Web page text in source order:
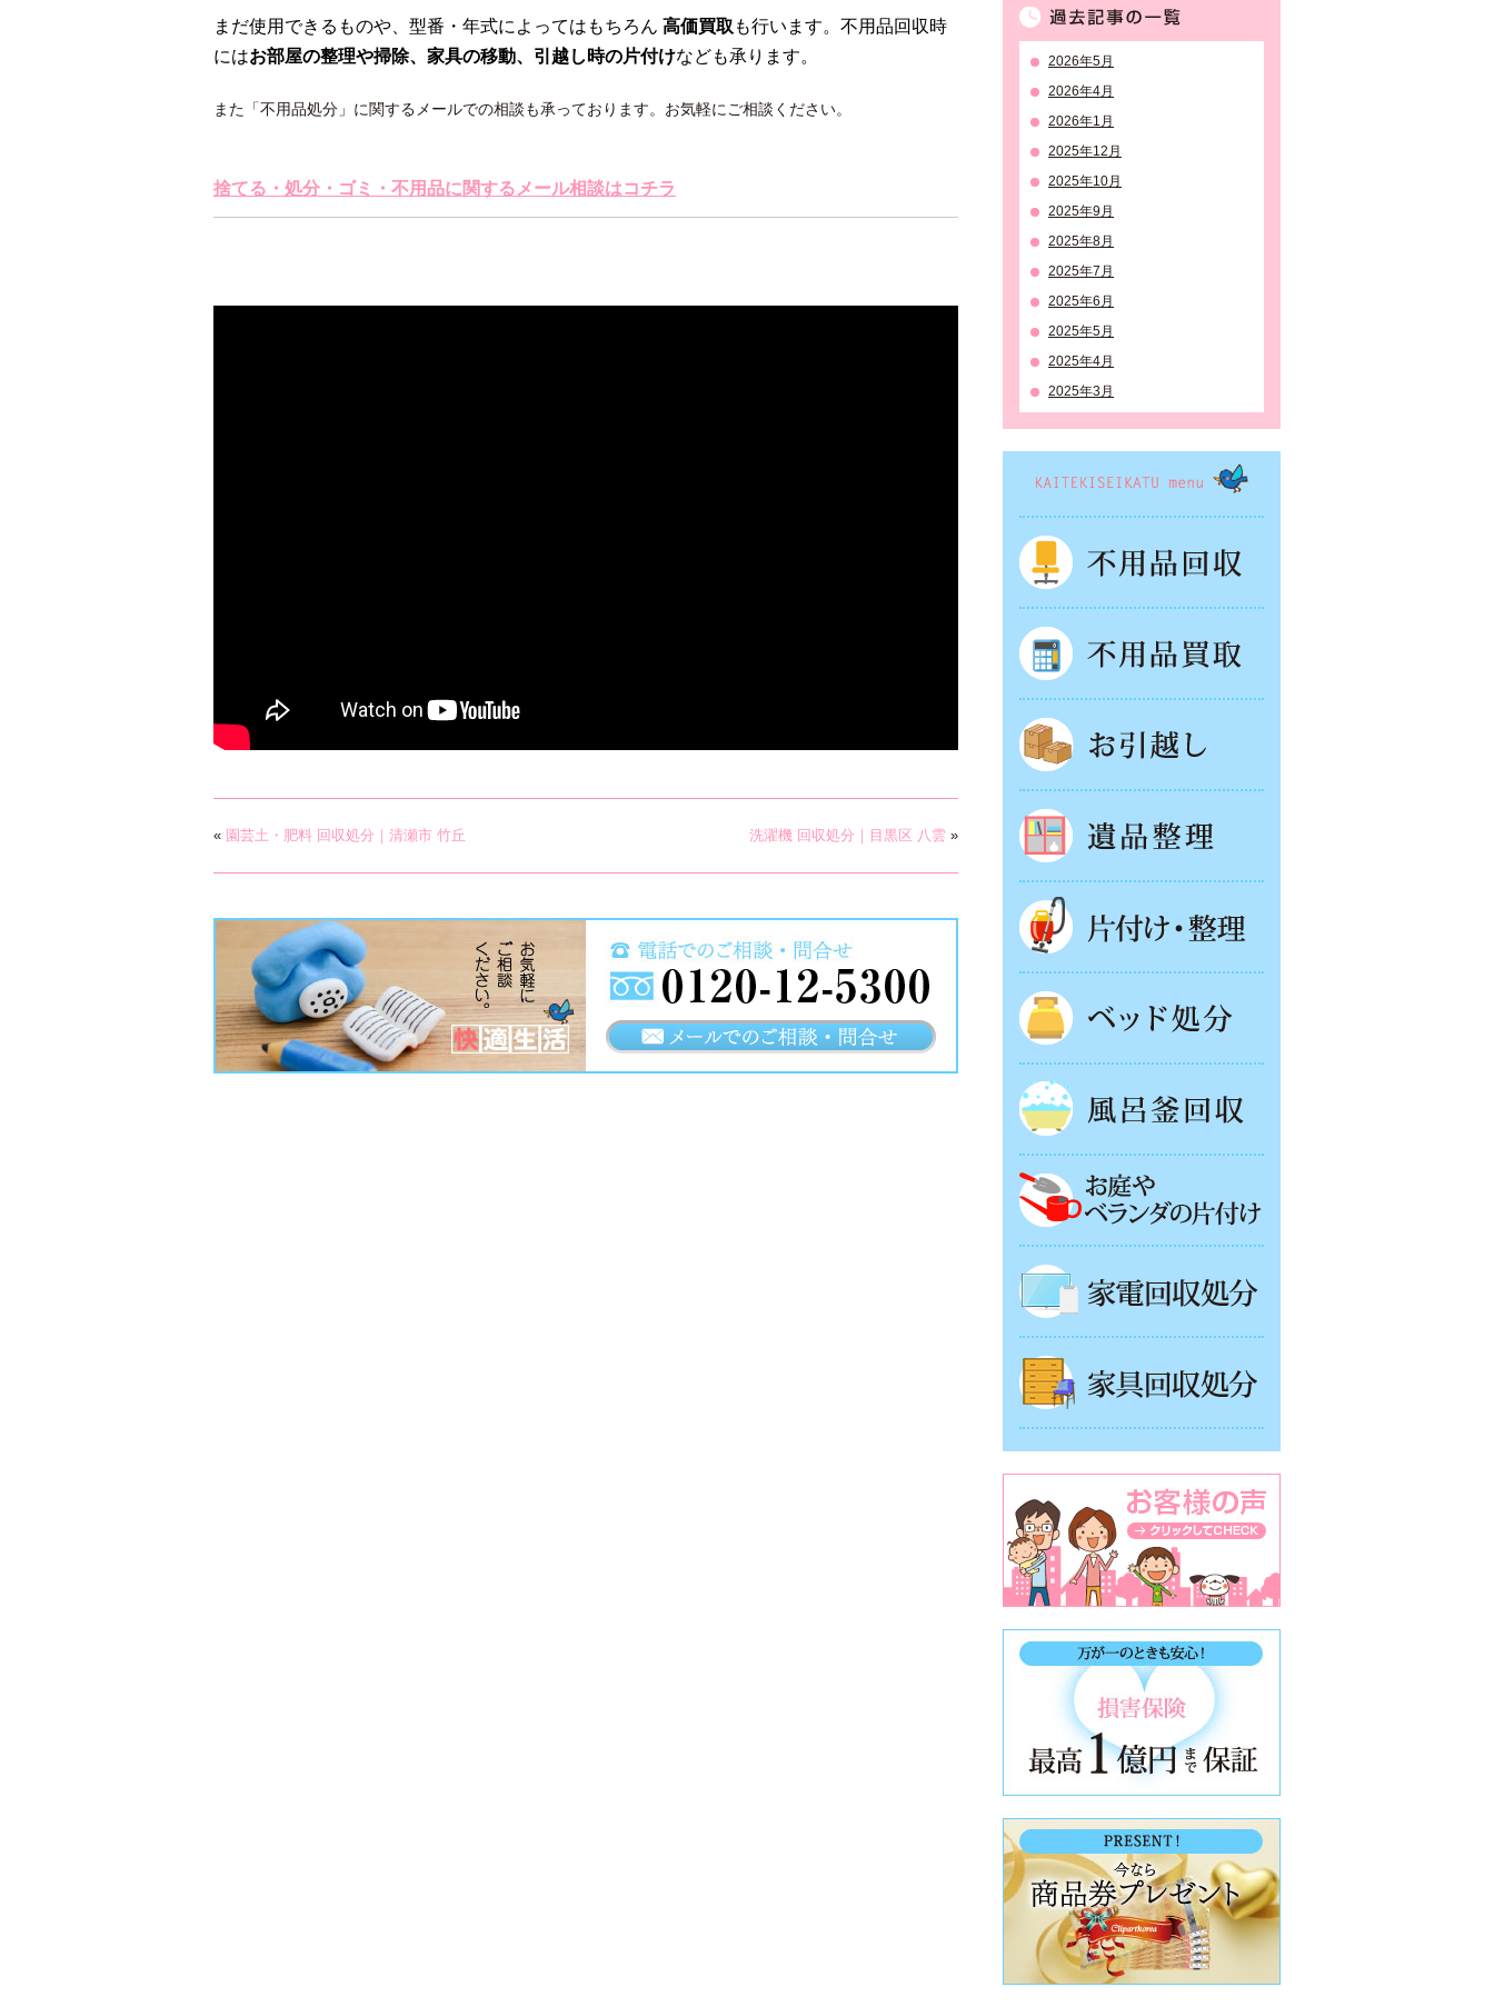
まだ使用できるものや、型番・年式によってはもちろん 高価買取 も行います。不用品回収時
にはお部屋の整理や掃除、家具の移動、引越し時の片付けなども承ります。
また「不用品処分」に関するメールでの相談も承っております。お気軽にご相談ください。
捨てる・処分・ゴミ・不用品に関するメール相談はコチラ
« 園芸土・肥料 回収処分｜清瀬市 竹丘 洗濯機 回収処分｜目黒区 八雲 »
2026年5月
2026年4月
2026年1月
2025年12月
2025年10月
2025年9月
2025年8月
2025年7月
2025年6月
2025年5月
2025年4月
2025年3月